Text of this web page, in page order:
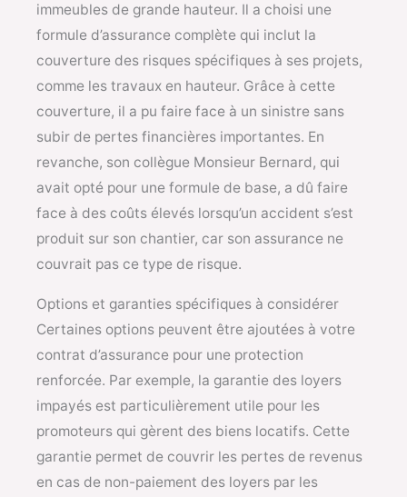
immeubles de grande hauteur. Il a choisi une
formule d’assurance complète qui inclut la
couverture des risques spécifiques à ses projets,
comme les travaux en hauteur. Grâce à cette
couverture, il a pu faire face à un sinistre sans
subir de pertes financières importantes. En
revanche, son collègue Monsieur Bernard, qui
avait opté pour une formule de base, a dû faire
face à des coûts élevés lorsqu’un accident s’est
produit sur son chantier, car son assurance ne
couvrait pas ce type de risque.
Options et garanties spécifiques à considérer
Certaines options peuvent être ajoutées à votre
contrat d’assurance pour une protection
renforcée. Par exemple, la garantie des loyers
impayés est particulièrement utile pour les
promoteurs qui gèrent des biens locatifs. Cette
garantie permet de couvrir les pertes de revenus
en cas de non-paiement des loyers par les